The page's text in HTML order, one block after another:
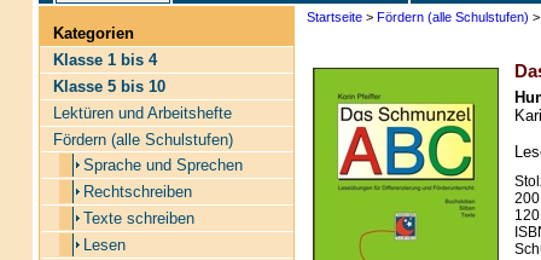
Kategorien
Klasse 1 bis 4
Klasse 5 bis 10
Lektüren und Arbeitshefte
Fördern (alle Schulstufen)
Sprache und Sprechen
Rechtschreiben
Texte schreiben
Lesen
Startseite> Fördern (alle Schulstufen)